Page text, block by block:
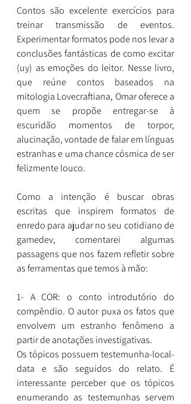
Contos são excelente exercícios para
treinar transmissão de eventos.
Experimentar formatos pode nos levar a
conclusões fantásticas de como excitar
(uy) as emoções do leitor. Nesse livro,
que reúne contos baseados na
mitologia Lovecraftiana, Omar oferece a
quem se propõe entregar-se à
escuridão momentos de torpor,
alucinação, vontade de falar em línguas
estranhas e uma chance cósmica de ser
felizmente louco.
Como a intenção é buscar obras
escritas que inspirem formatos de
enredo para ajudar no seu cotidiano de
gamedev, comentarei algumas
passagens que nos fazem refletir sobre
as ferramentas que temos à mão:
1- A COR: o conto introdutório do
compêndio. O autor puxa os fatos que
envolvem um estranho fenômeno a
partir de anotações investigativas.
Os tópicos possuem testemunha-local-
data e são seguidos do relato. É
interessante perceber que os tópicos
enumerando as testemunhas servem